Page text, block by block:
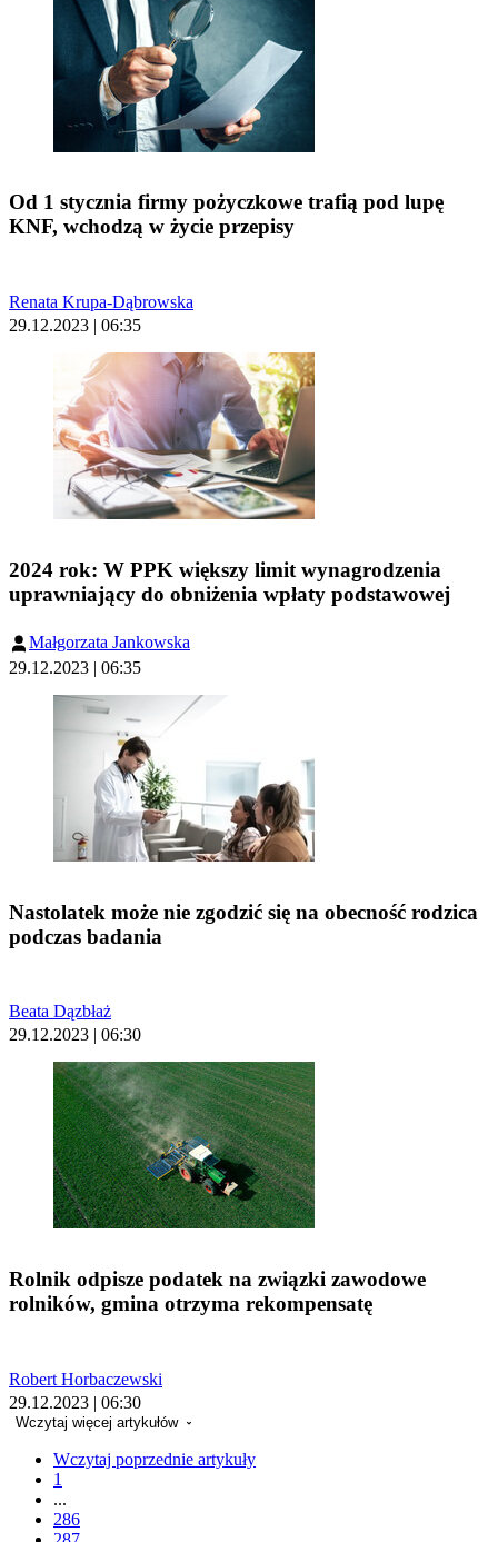
Od 1 stycznia firmy pożyczkowe trafią pod lupę
KNF, wchodzą w życie przepisy
Renata Krupa-Dąbrowska
29.12.2023 | 06:35
2024 rok: W PPK większy limit wynagrodzenia
uprawniający do obniżenia wpłaty podstawowej
Małgorzata Jankowska
29.12.2023 | 06:35
Nastolatek może nie zgodzić się na obecność rodzica
podczas badania
Beata Dązbłaż
29.12.2023 | 06:30
Rolnik odpisze podatek na związki zawodowe
rolników, gmina otrzyma rekompensatę
Robert Horbaczewski
29.12.2023 | 06:30
Wczytaj więcej artykułów
Wczytaj poprzednie artykuły
1
...
286